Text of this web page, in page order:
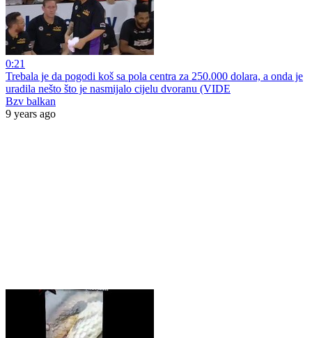
0:21
Trebala je da pogodi koš sa pola centra za 250.000 dolara, a onda je
uradila nešto što je nasmijalo cijelu dvoranu (VIDE
Bzv balkan
9 years ago